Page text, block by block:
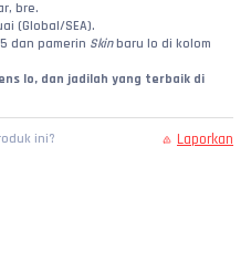
bre.
(Global/SEA).
dan pamerin Skin baru lo di kolom
lo, dan jadilah yang terbaik di
ini? Laporkan